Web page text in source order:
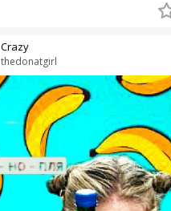
thedonatgirl
Crazy